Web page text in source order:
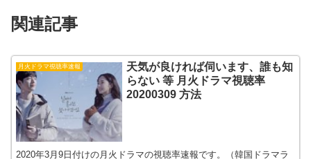
関連記事
月火ドラマ視聴率速報
天気が良ければ伺います、誰も知
らない 等 月火ドラマ視聴率
20200309 方法
2020年3月9日付けの月火ドラマの視聴率速報です。（韓国ドラマラ